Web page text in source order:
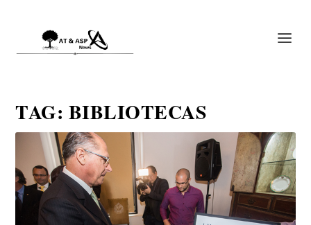
TAG: BIBLIOTECAS